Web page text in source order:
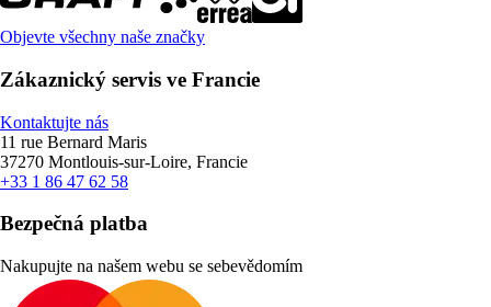
Objevte všechny naše značky
Zákaznický servis ve Francie
Kontaktujte nás
11 rue Bernard Maris
37270 Montlouis-sur-Loire, Francie
+33 1 86 47 62 58
Bezpečná platba
Nakupujte na našem webu se sebevědomím